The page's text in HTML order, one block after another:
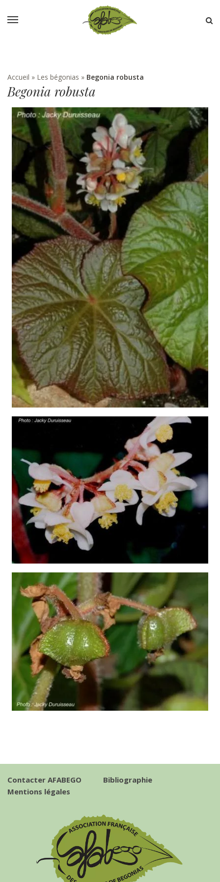
Accueil » Les bégonias » Begonia robusta
Begonia robusta
Contacter AFABEGO
Bibliographie
Mentions légales